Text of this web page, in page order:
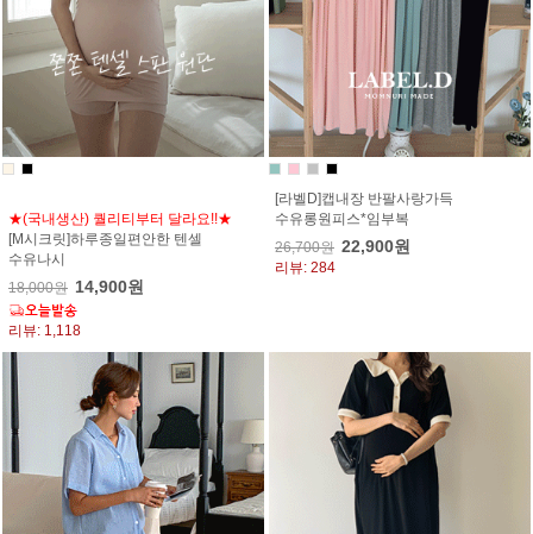
★(국내생산) 퀄리티부터 달라요!!★
[M시크릿]하루종일편안한 텐셀
수유나시
18,000원 14,900원
리뷰: 1,118
[라벨D]캡내장 반팔사랑가득
수유롱원피스*임부복
26,700원 22,900원
리뷰: 284